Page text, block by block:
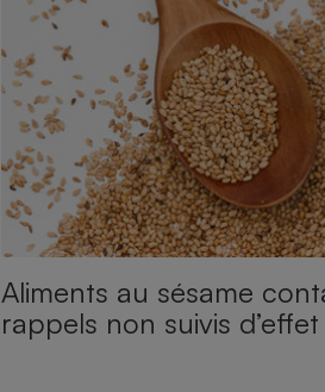
Aliments au sésame
rappels non suivis d’effet